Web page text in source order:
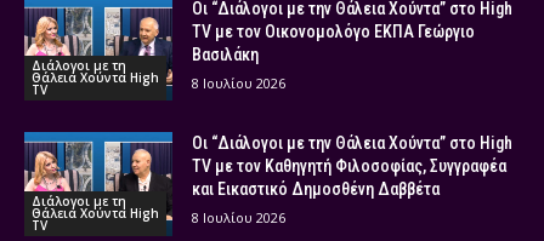
Διάλογοι με τη
Θάλεια Χούντα High
TV
Οι “Διάλογοι με την Θάλεια Χούντα” στο High
TV με τον Οικονομολόγο ΕΚΠΑ Γεώργιο
Βασιλάκη
8 Ιουλίου 2026
Διάλογοι με τη
Θάλεια Χούντα High
TV
Οι “Διάλογοι με την Θάλεια Χούντα” στο High
TV με τον Καθηγητή Φιλοσοφίας, Συγγραφέα
και Εικαστικό Δημοσθένη Δαββέτα
8 Ιουλίου 2026